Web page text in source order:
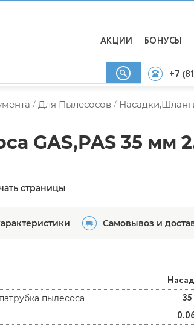
АКЦИИ БОНУСЫ
+7
/ Для Пылесосов /
GAS,PAS 35 мм
страницы
Самовывоз и
пылесоса